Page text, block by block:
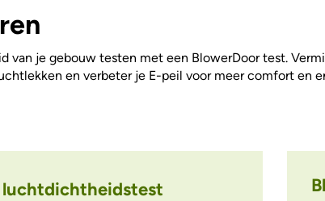
van je gebouw testen met een BlowerDoor test.
en verbeter je E-peil voor meer comfort en
luchtdichtheidstest